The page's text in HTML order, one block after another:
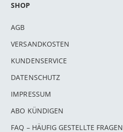
SHOP
AGB
VERSANDKOSTEN
KUNDENSERVICE
DATENSCHUTZ
IMPRESSUM
ABO KÜNDIGEN
FAQ – HÄUFIG GESTELLTE FRAGEN